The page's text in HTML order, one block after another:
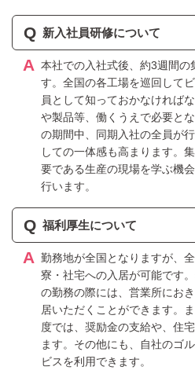
Q 新入社員研修について
A 本社での入社式後、約3週間の
す。全国の各工場を巡回して
員として知っておかなければ
や製品等、働くうえで必要と
の期間中、同期入社の全員が
しての一体感も高まります。
要である生産の現場を学ぶ機
行います。
Q 福利厚生について
A 勤務地が全国となりますが、
寮・社宅への入居が可能です
の勤務の際には、営業所にお
居いただくことができます。
度では、奨励金の支給や、住
ます。その他にも、自社のゴ
ビスを利用できます。